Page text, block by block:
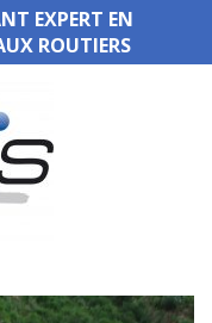
EXPERT EN
ROUTIERS